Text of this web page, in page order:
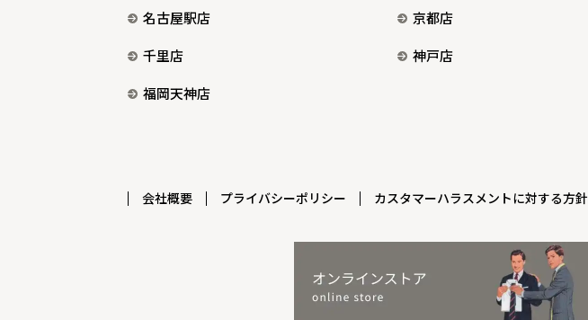
名古屋駅店
京都店
千里店
神戸店
福岡天神店
会社概要 プライバシーポリシー カスタマーハラスメントに対する方針